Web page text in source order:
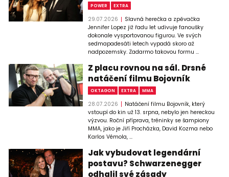
POWER EXTRA
29.07.2026
Slavná herečka a zpěvačka
Jennifer Lopez již řadu let udivuje fanoušky
dokonale vysportovanou figurou. Ve svých
sedmapadesáti letech vypadá skoro až
nadpozemsky. Zadarmo takovou formu ...
Z placu rovnou na sál. Drsné
natáčení filmu Bojovník
OKTAGON EXTRA MMA
28.07.2026
Natáčení filmu Bojovník, který
vstoupí do kin už 13. srpna, nebylo jen hereckou
výzvou. Roční příprava, tréninky se šampiony
MMA, jako je Jiří Procházka, David Kozma nebo
Karlos Vémola, ...
Jak vybudovat legendární
postavu? Schwarzenegger
odhalil své zásady